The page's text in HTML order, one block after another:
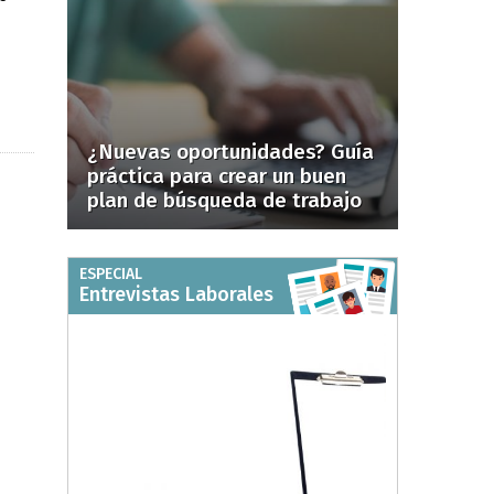
¿Nuevas oportunidades? Guía
práctica para crear un buen
plan de búsqueda de trabajo
ESPECIAL
Entrevistas Laborales